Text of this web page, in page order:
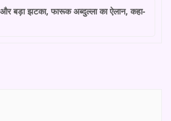
बड़ा झटका, फारूक अब्दुल्ला का ऐलान, कहा-